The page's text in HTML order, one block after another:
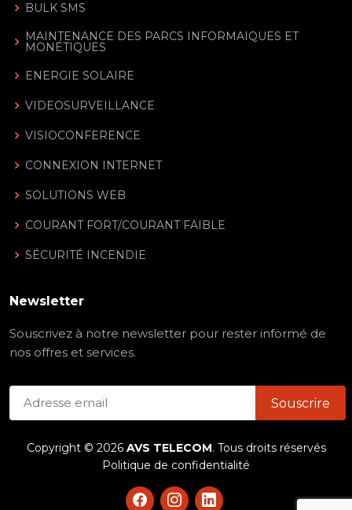
BULK SMS
MAINTENANCE DES PARCS INFORMAIQUES ET
MONÉTIQUES
ENERGIE SOLAIRE
VIDEOSURVEILLANCE
VISIOCONFERENCE
CONNEXION INTERNET
SOLUTIONS WEB
COURANT FORT/COURANT FAIBLE
SÉCURITÉ INCENDIE
Newsletter
Souscrivez à notre newsletter pour rester informé de
nos offres et services.
Copyright © 2026 AVS TELECOM. Tous droits réservés
Politique de confidentialité